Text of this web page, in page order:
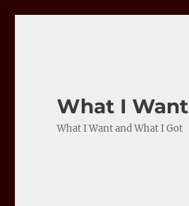
What I Want
What I Want and What I Got